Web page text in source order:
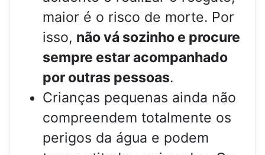
maior é o risco de morte. Por
isso, não vá sozinho e procure
sempre estar acompanhado
por outras pessoas.
Crianças pequenas ainda não
compreendem totalmente os
perigos da água e podem